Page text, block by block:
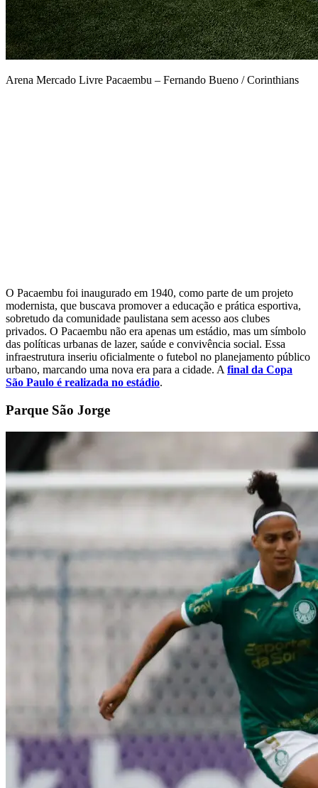
Arena Mercado Livre Pacaembu – Fernando Bueno / Corinthians
O Pacaembu foi inaugurado em 1940, como parte de um projeto
modernista, que buscava promover a educação e prática esportiva,
sobretudo da comunidade paulistana sem acesso aos clubes
privados. O Pacaembu não era apenas um estádio, mas um símbolo
das políticas urbanas de lazer, saúde e convivência social. Essa
infraestrutura inseriu oficialmente o futebol no planejamento público
urbano, marcando uma nova era para a cidade. A final da Copa
São Paulo é realizada no estádio.
Parque São Jorge